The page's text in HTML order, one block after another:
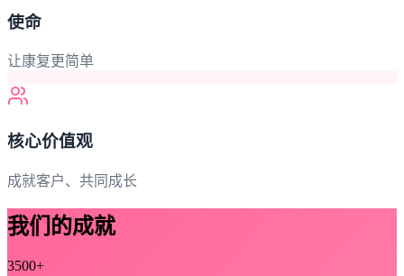
使命
让康复更简单
核心价值观
成就客户、共同成长
我们的成就
3500+